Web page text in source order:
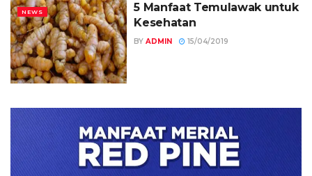
NEWS
5 Manfaat Temulawak untuk
Kesehatan
BY ADMIN 15/04/2019